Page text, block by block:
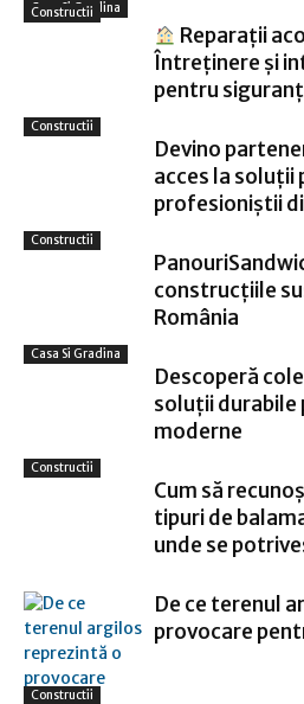
Casa Si Gradina
Constructii
Reparații
Întreținere și
pentru
Constructii
Devino
acces la soluții
profesioniștii
Constructii
construcțiile
România
Casa Si Gradina
Descoperă
soluții durabile
moderne
Constructii
Cum să
tipuri de
unde se
De ce terenul
provocare
Constructii